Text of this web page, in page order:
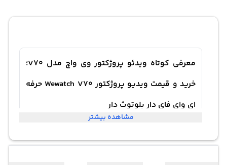
معرفی کوتاه ویدئو پروژکتور وی واچ مدل V70؛
خرید و قیمت ویدیو پروژکتور Wewatch V70 حرفه
ای وای فای دار بلوتوث دار
مشاهده بیشتر